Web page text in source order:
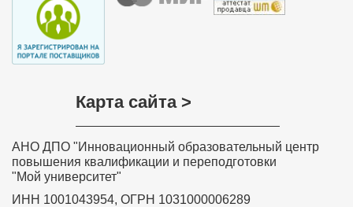
Карта сайта >
АНО ДПО "Инновационный образовательный центр
повышения квалификации и переподготовки
"Мой университет"
ИНН 1001043954, ОГРН 1031000006289